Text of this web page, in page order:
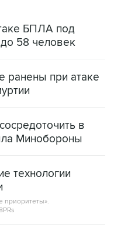
БПЛА под
58 человек
ранены при атаке
в
Минобороны
технологии
приоритеты».